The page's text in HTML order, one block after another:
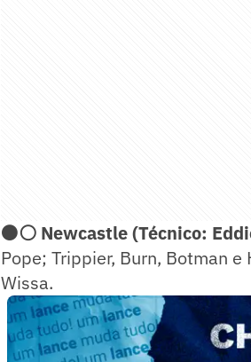
⚫⚪ Newcastle (Técnico:
Pope; Trippier, Burn, Botman e
Wissa.